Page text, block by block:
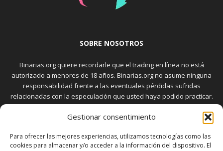
Gestionar consentimiento
Para ofrecer las mejores experiencias, utilizamos tecnologías como las
cookies para almacenar y/o acceder a la información del dispositivo. El
SOBRE NOSOTROS
Binarias.org quiere recordarle que el trading en línea no está
autorizado a menores de 18 años. Binarias.org no asume ninguna
responsabilidad frente a las eventuales pérdidas sufridas
relacionadas con la especulación que usted haya podido practicar.
El trading en el mercado de opciones binarias implica riesgos
elevados. Usted debe conocer y aceptar estos riesgos, que
transacciones bursátiles.